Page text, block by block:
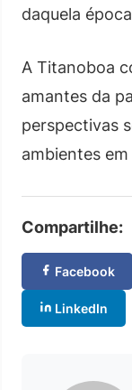
daquela
A Titanoboa
amantes da
perspectivas
ambientes
Compartilhe:
Facebook
LinkedIn